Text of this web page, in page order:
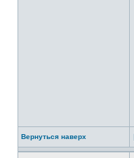
Вернуться наверх